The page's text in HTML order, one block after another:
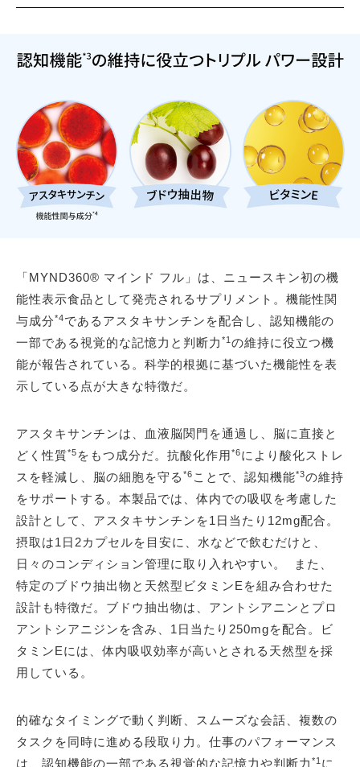
「MYND360® マインド フル」は、ニュースキン初の機
能性表示食品として発売されるサプリメント。機能性関
与成分*4であるアスタキサンチンを配合し、認知機能の
一部である視覚的な記憶力と判断力 *1 の維持に役立つ機
能が報告されている。科学的根拠に基づいた機能性を表
示している点が大きな特徴だ。
アスタキサンチンは、血液脳関門を通過し、脳に直接と
どく性質*5 をもつ成分だ。抗酸化作用*6により酸化ストレ
スを軽減し、脳の細胞を守る *6 ことで、認知機能*3の維持
をサポートする。本製品では、体内での吸収を考慮した
設計として、アスタキサンチンを1日当たり12mg配合。
摂取は1日2カプセルを目安に、水などで飲むだけと、
日々のコンディション管理に取り入れやすい。 また、
特定のブドウ抽出物と天然型ビタミンEを組み合わせた
設計も特徴だ。ブドウ抽出物は、アントシアニンとプロ
アントシアニジンを含み、1日当たり250mgを配合。ビ
タミンEには、体内吸収効率が高いとされる天然型を採
用している。
的確なタイミングで動く判断、スムーズな会話、複数の
タスクを同時に進める段取り力。仕事のパフォーマンス
は、認知機能の一部である視覚的な記憶力や判断力 *1 に